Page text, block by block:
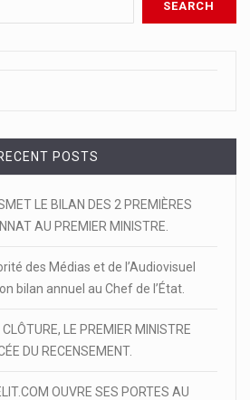
POSTS
LE BILAN DES 2 PREMIÈRES
AU PREMIER MINISTRE.
des Médias et de l’Audiovisuel
bilan annuel au Chef de l’État.
LE PREMIER MINISTRE
DU RECENSEMENT.
OUVRE SES PORTES AU